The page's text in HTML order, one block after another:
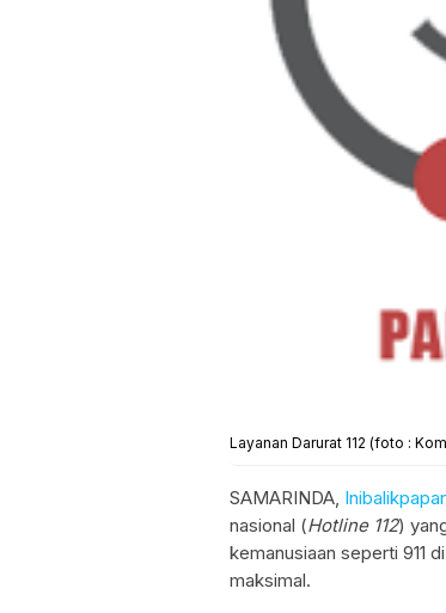
Layanan Darurat 112 (foto :
SAMARINDA,
nasional (Hotline 112)
kemanusiaan seperti 911
maksimal.